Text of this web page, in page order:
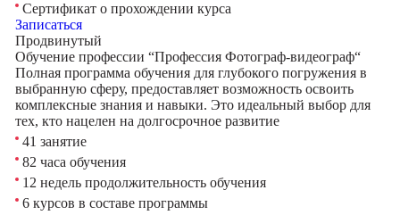
Сертификат о прохождении курса
Записаться
Продвинутый
Обучение профессии “Профессия Фотограф-видеограф“
Полная программа обучения для глубокого погружения в
выбранную сферу, предоставляет возможность освоить
комплексные знания и навыки. Это идеальный выбор для
тех, кто нацелен на долгосрочное развитие
41 занятие
82 часа обучения
12 недель продолжительность обучения
6 курсов в составе программы